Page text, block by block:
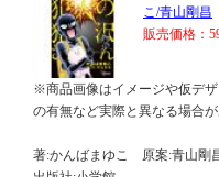
こ/青山剛昌
販売価格：
※商品画像はイメージや仮デ
の有無など実際と異なる場合が
著:かんばまゆこ 原案:青山剛